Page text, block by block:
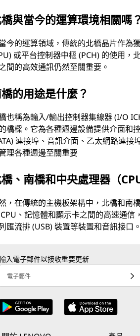
與當今的運算環境相關嗎？
今的運算領域，傳統的北橋晶片作為
或平台控制器中樞 (PCH) 的使用
間的高效通訊仍然至關重要。
的用途是什麼？
也稱為輸入/輸出控制器集線器 (I/O
橋樑。它為各種週邊設備提供介面和
連接埠、音訊介面、乙太網路連
理各種週邊至關重要
、南橋和中央處理器（
，在傳統的主機板架構中，北橋和南
、記憶體和顯示卡之間的高速通
匯流排 (USB) 裝置等裝置和音訊接口。
入電子郵件以接收重要更新
電子郵件